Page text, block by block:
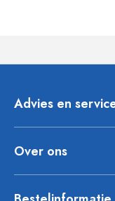
Advies en
Over ons